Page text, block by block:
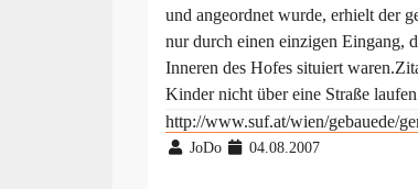
und angeordnet wurde, erhielt der
nur durch einen einzigen Eingang,
Inneren des Hofes situiert
Kinder nicht über eine Straße
http://www.suf.at/wien/gebauede/
JoDo 04.08.2007